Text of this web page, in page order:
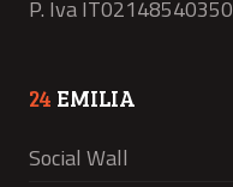
P. Iva IT02148540350
24 EMILIA
Social Wall